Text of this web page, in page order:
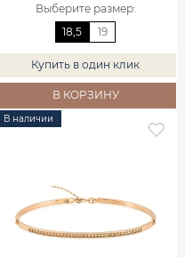
Выберите размер:
18,5
19
Купить в один клик
В КОРЗИНУ
В наличии